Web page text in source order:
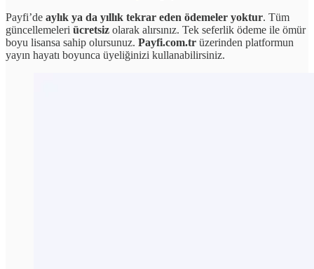
Payfi’de aylık ya da yıllık tekrar eden ödemeler yoktur. Tüm
güncellemeleri ücretsiz olarak alırsınız. Tek seferlik ödeme ile ömür
boyu lisansa sahip olursunuz. Payfi.com.tr üzerinden platformun
yayın hayatı boyunca üyeliğinizi kullanabilirsiniz.